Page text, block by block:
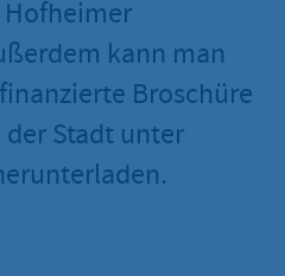
kann man
Broschüre
Stadt unter